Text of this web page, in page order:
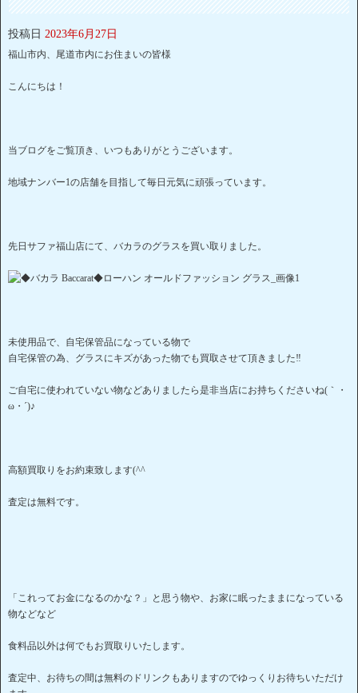
投稿日 2023年6月27日
福山市内、尾道市内にお住まいの皆様
こんにちは！
当ブログをご覧頂き、いつもありがとうございます。
地域ナンバー1の店舗を目指して毎日元気に頑張っています。
先日サファ福山店にて、バカラのグラスを買い取りました。
未使用品で、自宅保管品になっている物で
自宅保管の為、グラスにキズがあった物でも買取させて頂きました‼
ご自宅に使われていない物などありましたら是非当店にお持ちくださいね(｀・
ω・´)♪
高額買取りをお約束致します(^^
査定は無料です。
「これってお金になるのかな？」と思う物や、お家に眠ったままになっている
物などなど
食料品以外は何でもお買取りいたします。
査定中、お待ちの間は無料のドリンクもありますのでゆっくりお待ちいただけ